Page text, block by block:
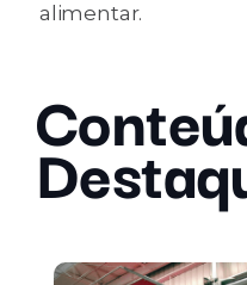
alimentar.